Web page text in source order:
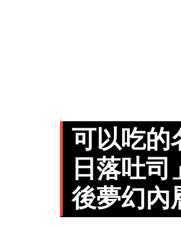
可以吃的
日落吐
後夢幻內